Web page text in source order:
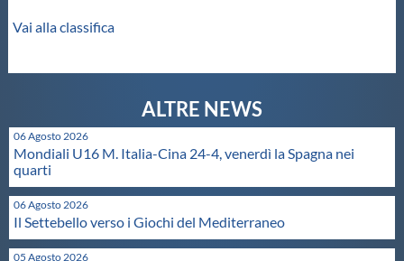
Webmail
Contatti
Mappa del sito
Vai alla classifica
06 Agosto 2026
Mondiali U16 M. Italia-Cina 24-4, venerdì la Spagna nei
quarti
06 Agosto 2026
Il Settebello verso i Giochi del Mediterraneo
05 Agosto 2026